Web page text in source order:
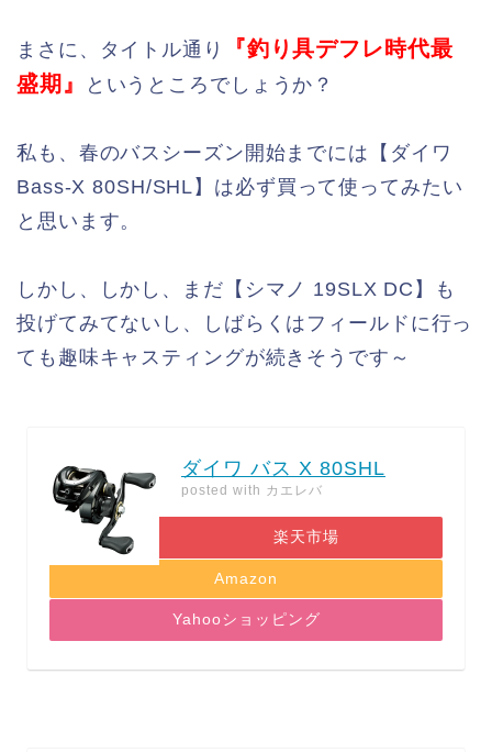
まさに、タイトル通り
『釣り具デフレ時代最
盛期』
というところでしょうか？
私も、春のバスシーズン開始までには【ダイワ
Bass-X 80SH/SHL】は必ず買って使ってみたい
と思います。
しかし、しかし、まだ【シマノ 19SLX DC】も
投げてみてないし、しばらくはフィールドに行っ
ても趣味キャスティングが続きそうです～
ダイワ バス X 80SHL
posted with カエレバ
楽天市場
Amazon
Yahooショッピング